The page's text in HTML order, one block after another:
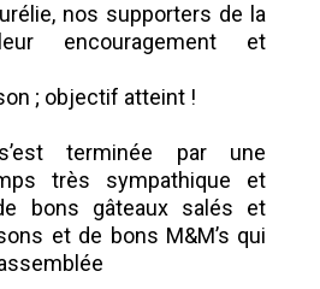
nos supporters de la
encouragement et
; objectif atteint !
terminée par une
très sympathique et
bons gâteaux salés et
et de bons M&M’s qui